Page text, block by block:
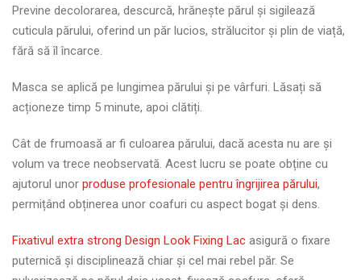
Previne decolorarea, descurcă, hrănește părul și sigilează
cuticula părului, oferind un păr lucios, strălucitor și plin de viață,
fără să îl încarce.
Masca se aplică pe lungimea părului și pe vârfuri. Lăsați să
acționeze timp 5 minute, apoi clătiți.
Cât de frumoasă ar fi culoarea părului, dacă acesta nu are și
volum va trece neobservată. Acest lucru se poate obține cu
ajutorul unor produse profesionale pentru îngrijirea părului,
permițând obținerea unor coafuri cu aspect bogat și dens.
Fixativul extra strong Design Look Fixing Lac asigură o fixare
puternică și disciplinează chiar și cel mai rebel păr. Se